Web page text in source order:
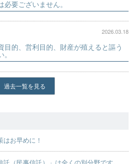
要ございません。
2026.03.18
目的、営利目的、財産が殖えると謳う
過去一覧を見る
お早めに！